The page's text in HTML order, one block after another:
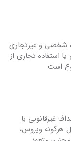
شخصی و غیرتجاری
استفاده تجاری از
است.
غیرقانونی یا
هرگونه ویروس،